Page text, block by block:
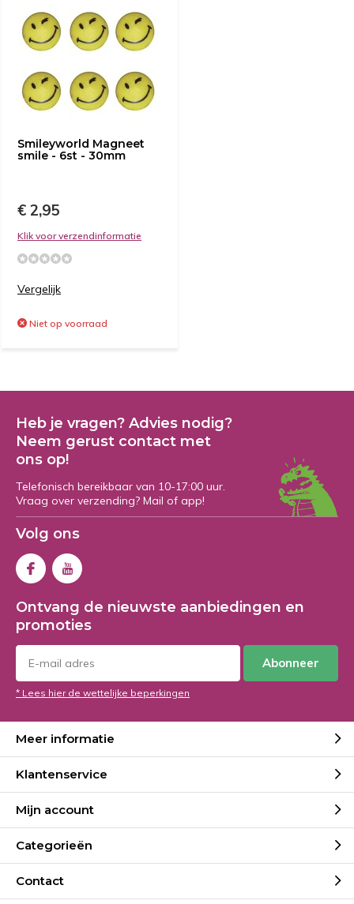
Smileyworld Magneet
smile - 6st - 30mm
€ 2,95
Klik voor verzendinformatie
Vergelijk
Niet op voorraad
Heb je vragen? Advies nodig?
Neem gerust contact met
ons op!
Telefonisch bereikbaar van 10-17:00 uur.
Vraag over verzending? Mail of app!
Volg ons
Ontvang de nieuwste aanbiedingen en
promoties
Abonneer
* Lees hier de wettelijke beperkingen
Meer informatie
Klantenservice
Mijn account
Categorieën
Contact